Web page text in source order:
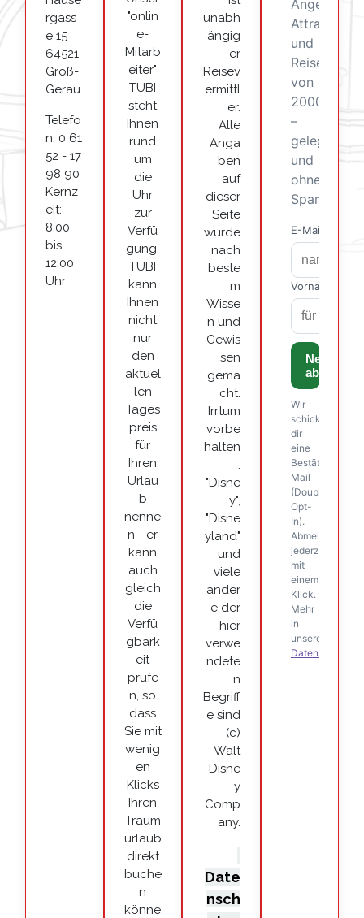
rgass
e 15
64521
Groß-
Gerau
Telefo
n: 0 61
52 - 17
98 90
Kernz
eit:
8:00
bis
12:00
Uhr
"onlin
e-
Mitarb
eiter"
TUBI
steht
Ihnen
rund
um
die
Uhr
zur
Verfü
gung.
TUBI
kann
Ihnen
nicht
nur
den
aktuel
len
Tages
preis
für
Ihren
Urlau
b
nenne
n - er
kann
auch
gleich
die
Verfü
gbark
eit
prüfe
n, so
dass
Sie mit
wenig
en
Klicks
Ihren
Traum
urlaub
direkt
buche
n
könne
unabh
ängig
er
Reisev
ermittl
er.
Alle
Anga
ben
auf
dieser
Seite
wurde
nach
beste
m
Wisse
n und
Gewis
sen
gema
cht.
Irrtum
vorbe
halten
.
"Disne
y",
"Disne
yland"
und
viele
ander
e der
hier
verwe
ndete
n
Begriff
e sind
(c)
Walt
Disne
y
Comp
any.
Date
nsch